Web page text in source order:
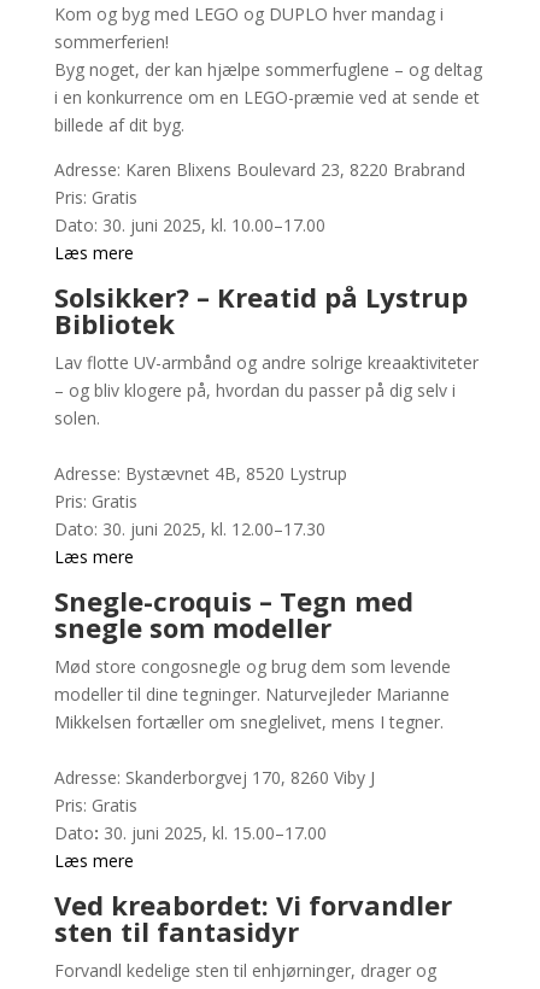
Kom og byg med LEGO og DUPLO hver mandag i
sommerferien!
Byg noget, der kan hjælpe sommerfuglene – og deltag
i en konkurrence om en LEGO-præmie ved at sende et
billede af dit byg.
Adresse: Karen Blixens Boulevard 23, 8220 Brabrand
Pris: Gratis
Dato: 30. juni 2025, kl. 10.00–17.00
Læs mere
Solsikker? – Kreatid på Lystrup
Bibliotek
Lav flotte UV-armbånd og andre solrige kreaaktiviteter
– og bliv klogere på, hvordan du passer på dig selv i
solen.
Adresse: Bystævnet 4B, 8520 Lystrup
Pris: Gratis
Dato: 30. juni 2025, kl. 12.00–17.30
Læs mere
Snegle-croquis – Tegn med
snegle som modeller
Mød store congosnegle og brug dem som levende
modeller til dine tegninger. Naturvejleder Marianne
Mikkelsen fortæller om sneglelivet, mens I tegner.
Adresse: Skanderborgvej 170, 8260 Viby J
Pris: Gratis
Dato: 30. juni 2025, kl. 15.00–17.00
Læs mere
Ved kreabordet: Vi forvandler
sten til fantasidyr
Forvandl kedelige sten til enhjørninger, drager og